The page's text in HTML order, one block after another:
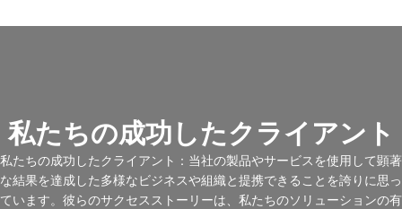
私たちの成功したクライアント
私たちの成功したクライアント：当社の製品やサービスを使用して顕著
な結果を達成した多様なビジネスや組織と提携できることを誇りに思っ
ています。彼らのサクセスストーリーは、私たちのソリューションの有